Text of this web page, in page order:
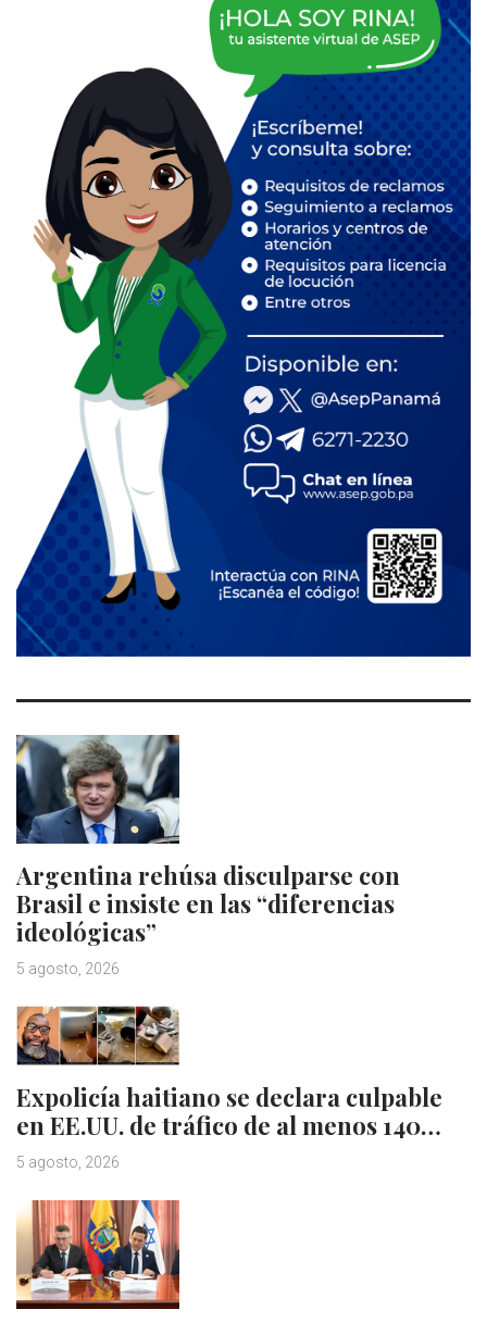
Argentina rehúsa disculparse con
Brasil e insiste en las “diferencias
ideológicas”
5 agosto, 2026
Expolicía haitiano se declara culpable
en EE.UU. de tráfico de al menos 140…
5 agosto, 2026